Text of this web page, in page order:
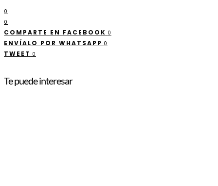
0
0
COMPARTE EN FACEBOOK 0
ENVÍALO POR WHATSAPP 0
TWEET 0
Te puede interesar